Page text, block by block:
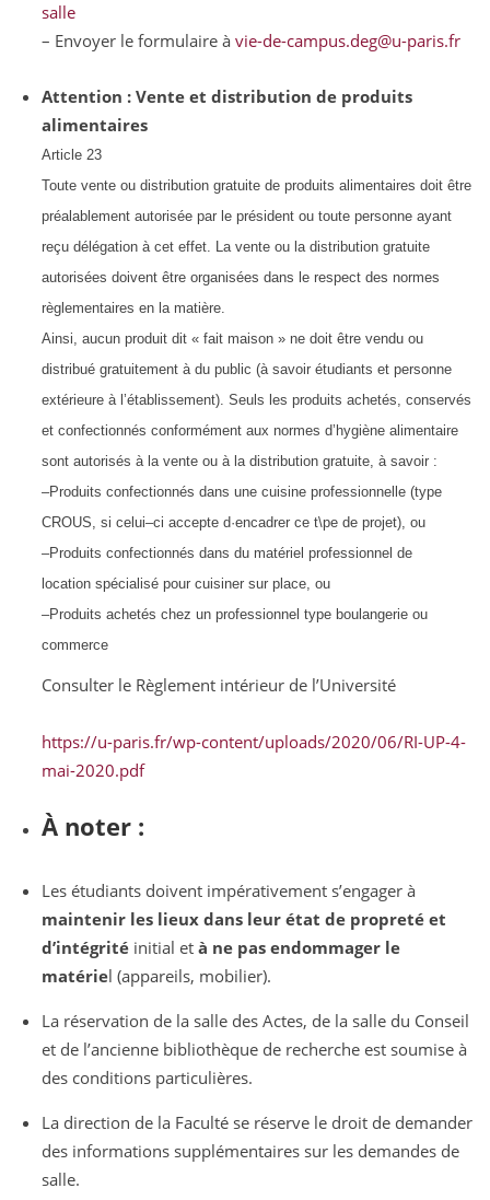
salle
– Envoyer le formulaire àvie-de-campus.deg@u-paris.fr
Attention : Vente et distribution de produits
alimentaires
Article 23
Toute vente ou distribution gratuite de produits alimentaires doit être
préalablementautorisée par leprésidentou toute personne ayant
reçu délégation à cet effet. Lavente ou la distribution gratuite
autorisées doivent être organisées dans le respectdes normes
règlementaires en la matière.
Ainsi, aucun produit dit « fait maison » ne doit être vendu ou
distribué gratuitementà du public (à savoir étudiantset personne
extérieure à l’établissement). Seuls lesproduits achetés, conservés
et confectionnés conformément aux normes d’hygiènealimentaire
sont autorisés à la vente ou à la distribution gratuite, à savoir :
–Produits confectionnés dans une cuisine professionnelle (type
CROUS, sicelui–ci accepte d·encadrer ce t\pe de projet), ou
–Produits confectionnés dans du matériel professionnel de
locationspécialisé pour cuisiner sur place, ou
–Produits achetés chez un professionnel type boulangerie ou
commerce
Consulter le Règlement intérieur de l’Université
https://u-paris.fr/wp-content/uploads/2020/06/RI-UP-4-
mai-2020.pdf
À noter :
Les étudiants doivent impérativement s’engager à
maintenir les lieux dans leur état de propreté et
d’intégrité initial età ne pas endommager le
matériel (appareils, mobilier).
La réservation de la salle des Actes, de la salle du Conseil
et de l’ancienne bibliothèque de recherche est soumise à
des conditions particulières.
La direction de la Faculté se réserve le droit de demander
des informations supplémentaires sur les demandes de
salle.